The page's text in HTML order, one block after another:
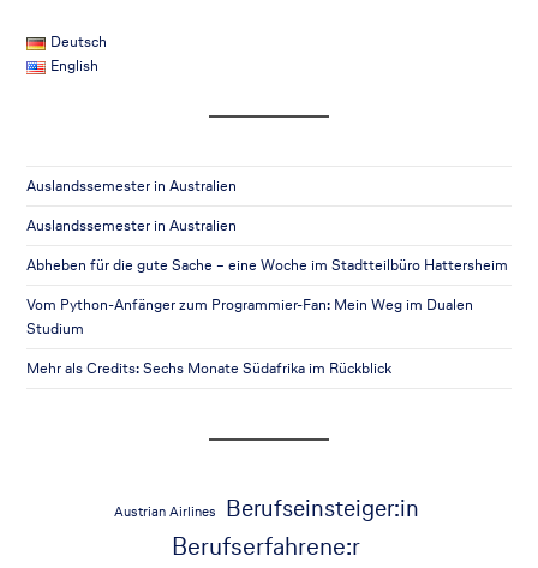
Deutsch
English
Auslandssemester in Australien
Auslandssemester in Australien
Abheben für die gute Sache – eine Woche im Stadtteilbüro Hattersheim
Vom Python-Anfänger zum Programmier-Fan: Mein Weg im Dualen
Studium
Mehr als Credits: Sechs Monate Südafrika im Rückblick
Austrian Airlines Berufseinsteiger:in
Berufserfahrene:r